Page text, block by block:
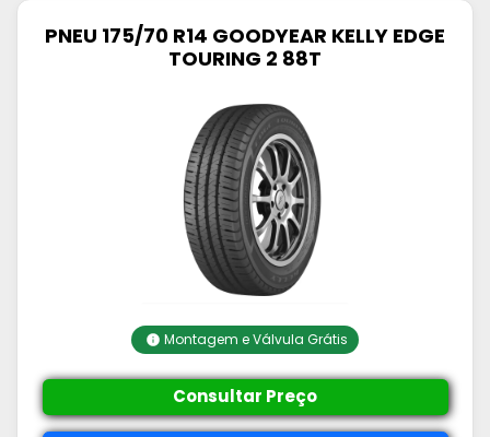
PNEU 175/70 R14 GOODYEAR KELLY EDGE
TOURING 2 88T
Montagem e Válvula Grátis
Consultar Preço